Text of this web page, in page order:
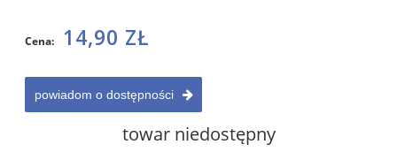
Cena: 14,90 ZŁ
powiadom o dostępności
towar niedostępny